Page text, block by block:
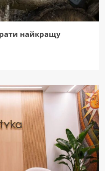
найкращу